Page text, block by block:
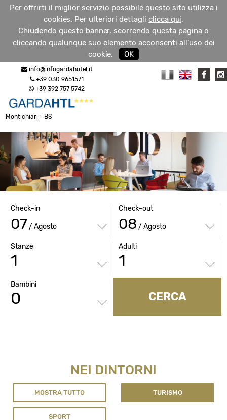
Per offrirti il miglior servizio possibile questo sito utilizza i
cookies. Per ulteriori dettagli clicca qui.
Chiudendo questo banner, scorrendo questa pagina o
cliccando qualunque suo elemento acconsenti all’uso dei
cookie.
OK
Montichiari - BS
info@infogardahotel.it
+39 030 9651571
+39 392 757 5742
Check-in
07 / Agosto
Check-out
08 / Agosto
Stanze Adulti
Bambini
CERCA
NEI DINTORNI
MOSTRA TUTTO TURISMO
SPORT